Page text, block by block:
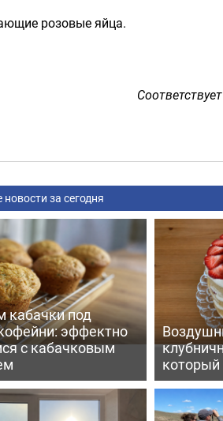
розовые яйца.
Соответствует
новости за сегодня
кабачки под
эффектно
с кабачковым
который